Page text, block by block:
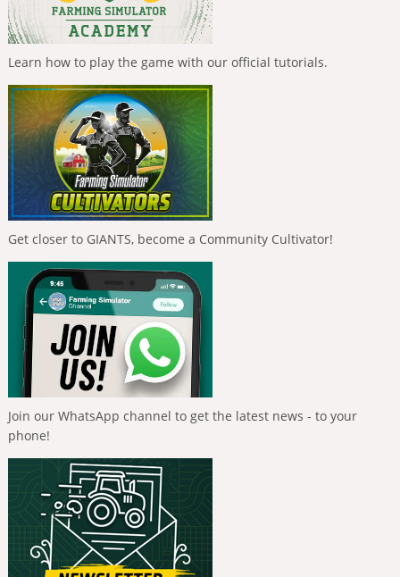
Learn how to play the game with our official tutorials.
Get closer to GIANTS, become a Community Cultivator!
Join our WhatsApp channel to get the latest news - to your
phone!